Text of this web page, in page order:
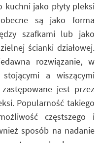
kuchni jako płyty pleksi
są jako forma
szafkami lub jako
ścianki działowej.
rozwiązanie, w
a wiszącymi
jest przez
Popularność takiego
częstszego i
sposób na nadanie